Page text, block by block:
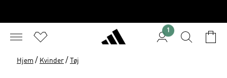
1
Hjem / Kvinder / Tøj